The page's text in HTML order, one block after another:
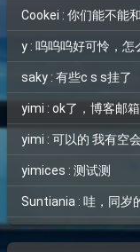
Cookei : 你们能不能
y : 呜呜呜好可怜，怎
saky : 有些c s s挂了
yimi : ok了，博客邮
yimi : 可以的 我有空
yimices : 测试测